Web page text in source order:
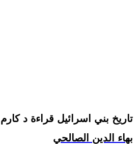
تاريخ بني اسرائيل قراءة د
بهاء الدين الصالحي